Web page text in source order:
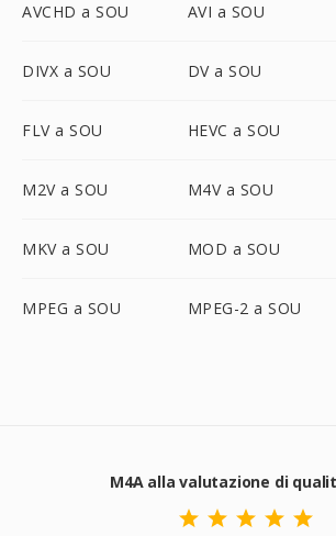
AVCHD a SOU AVI a SOU
DIVX a SOU DV a SOU
FLV a SOU HEVC a SOU
M2V a SOU M4V a SOU
MKV a SOU MOD a SOU
MPEG a SOU MPEG-2 a SOU
M4A alla valutazione di